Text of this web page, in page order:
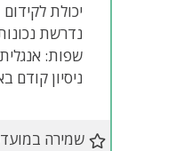
יכולת
נדרשת
שפות:
ניסיון קודם
שמירה